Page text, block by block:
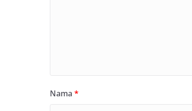
Nama *